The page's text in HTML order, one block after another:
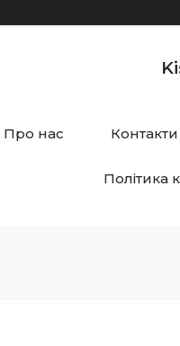
Про нас Контакти
Політика